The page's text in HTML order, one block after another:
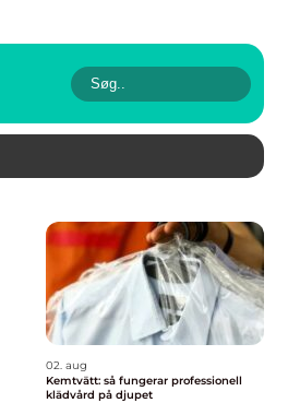
02. aug
Kemtvätt: så fungerar professionell
klädvård på djupet